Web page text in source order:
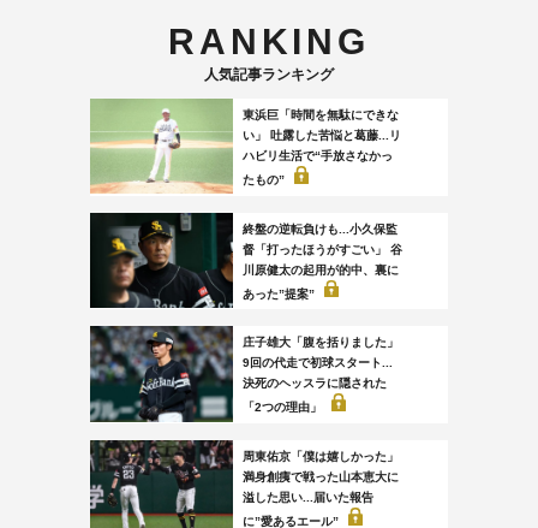
RANKING
人気記事ランキング
東浜巨「時間を無駄にできな
い」 吐露した苦悩と葛藤...リ
ハビリ生活で“手放さなかっ
たもの”
終盤の逆転負けも...小久保監
督「打ったほうがすごい」 谷
川原健太の起用が的中、裏に
あった”提案”
庄子雄大「腹を括りました」
9回の代走で初球スタート...
決死のヘッスラに隠された
「2つの理由」
周東佑京「僕は嬉しかった」
満身創痍で戦った山本恵大に
溢した思い...届いた報告
に”愛あるエール”